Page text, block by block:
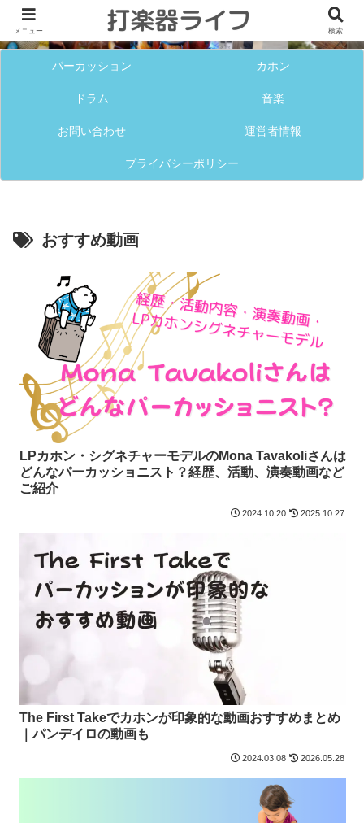
パーカッション カホン
ドラム 音楽
お問い合わせ 運営者情報
プライバシーポリシー
おすすめ動画
LPカホン・シグネチャーモデルのMona Tavakoliさんは
どんなパーカッショニスト？経歴、活動、演奏動画など
ご紹介
2024.10.20 2025.10.27
The First Takeでカホンが印象的な動画おすすめまとめ
｜パンデイロの動画も
2024.03.08 2026.05.28
メニュー 検索